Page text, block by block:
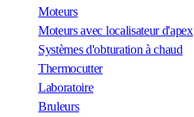
Moteurs
Moteurs avec localisateur d'apex
Systèmes d'obturation à chaud
Thermocutter
Laboratoire
Bruleurs